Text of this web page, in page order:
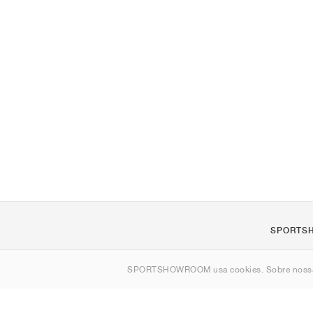
SPORTSHOWROOM usa cookies. Sobre
Contato